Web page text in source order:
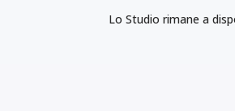
Lo Studio rimane a